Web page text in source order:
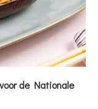
de Nationale